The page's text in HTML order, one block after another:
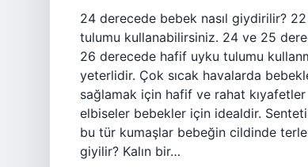
24 derecede bebek nasıl giydirilir?
tulumu kullanabilirsiniz. 24 ve 25
26 derecede hafif uyku tulumu
yeterlidir. Çok sıcak havalarda
sağlamak için hafif ve rahat
elbiseler bebekler için idealdir.
bu tür kumaşlar bebeğin cildinde
giyilir? Kalın bir…